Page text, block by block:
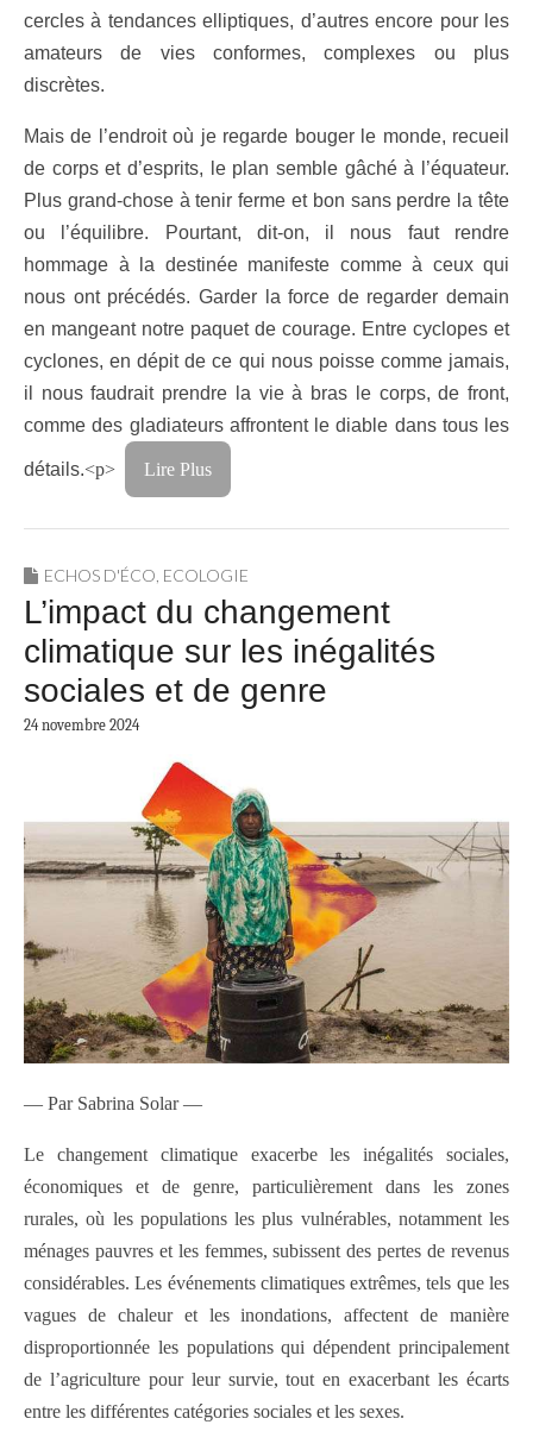
cercles à tendances elliptiques, d’autres encore pour les
amateurs de vies conformes, complexes ou plus
discrètes.
Mais de l’endroit où je regarde bouger le monde, recueil
de corps et d’esprits, le plan semble gâché à l’équateur.
Plus grand-chose à tenir ferme et bon sans perdre la tête
ou l’équilibre. Pourtant, dit-on, il nous faut rendre
hommage à la destinée manifeste comme à ceux qui
nous ont précédés. Garder la force de regarder demain
en mangeant notre paquet de courage. Entre cyclopes et
cyclones, en dépit de ce qui nous poisse comme jamais,
il nous faudrait prendre la vie à bras le corps, de front,
comme des gladiateurs affrontent le diable dans tous les
détails.<p> Lire Plus
ECHOS D'ÉCO ECOLOGIE
L’impact du changement
climatique sur les inégalités
sociales et de genre
24 novembre 2024
— Par Sabrina Solar —
Le changement climatique exacerbe les inégalités sociales,
économiques et de genre, particulièrement dans les zones
rurales, où les populations les plus vulnérables, notamment les
ménages pauvres et les femmes, subissent des pertes de revenus
considérables. Les événements climatiques extrêmes, tels que les
vagues de chaleur et les inondations, affectent de manière
disproportionnée les populations qui dépendent principalement
de l’agriculture pour leur survie, tout en exacerbant les écarts
entre les différentes catégories sociales et les sexes.